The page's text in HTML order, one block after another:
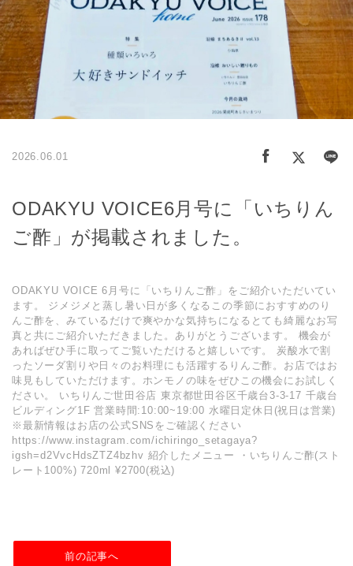
2026.06.01
ODAKYU VOICE6月号に「いちりん
ご酢」が掲載されました。
ODAKYU VOICE 6月号に「いちりんご酢」をご紹介いただいてい
ます。 ジメジメと蒸し暑い日が多くなるこの季節におすすめのり
んご酢を、みているだけで爽やかな気持ちになるとても綺麗なお写
真と共にご紹介いただきました。ありがとうございます。 機会が
あればぜひ手に取ってご覧いただけると嬉しいです。 炭酸水で割
ったソーダ割りや日々のお料理にも活躍するりんご酢。お店ではお
味見もしていただけます。ホンモノの味をぜひこの機会にお試しく
ださい。 いちりんご世田谷店 東京都世田谷区千歳台3-3-17 千歳台
ビルディング1F 営業時間:10:00~19:00 水曜日定休日(祝日は営業)
※最新情報はお店の公式SNSをご確認ください
https://www.instagram.com/ichiringo_setagaya?
igsh=d2VvcHdsZTZ4bzhv 紹介したメニュー ・いちりんご酢(スト
レート100%) 720ml ¥2700(税込)
前の記事へ